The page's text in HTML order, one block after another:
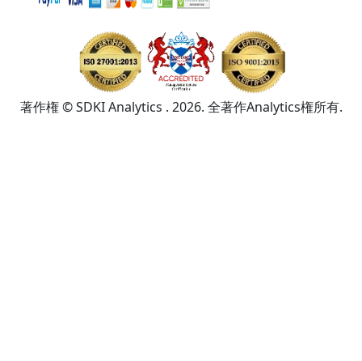
著作権 © SDKI Analytics . 2026. 全著作Analytics権所有.